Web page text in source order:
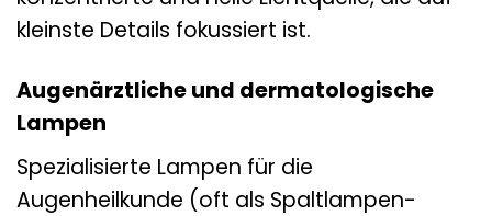
kleinste Details fokussiert ist.
Augenärztliche und dermatologische
Lampen
Spezialisierte Lampen für die
Augenheilkunde (oft als Spaltlampen-